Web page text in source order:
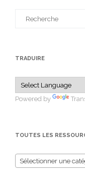
TRADUIRE
Powered by
TOUTES LES
Sélectionner une